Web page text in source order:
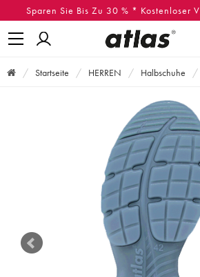
Sparen Sie Bis Zu 30 % * Kostenloser
Startseite HERREN Halbschuhe